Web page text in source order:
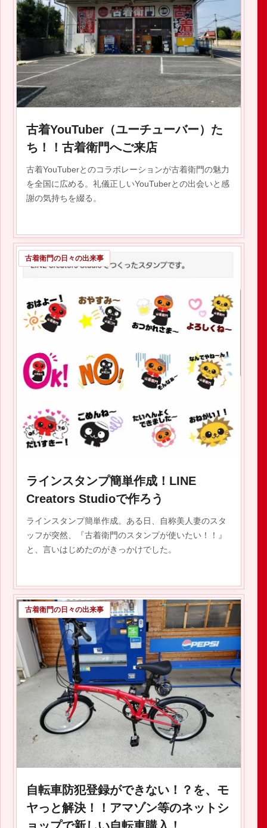
2023.03.13
古着YouTuber（ユーチューバー）た
ち！！古着衛門へご来店
古着YouTuberとのコラボレーションが古着衛門の魅力
を全国に広める。礼儀正しいYouTuberとの出会いと感
謝の気持ちを綴る。
古着衛門の日々の出来事
ラインスタンプ簡単作成！LINE
Creators Studioで作ろう
ラインスタンプ簡単作成。ある日、自称美人妻のスタ
ッフが突然、『古着衛門のスタンプが使いたい！！』
と、言いはじめたのがきっかけでした。
2021.03.20
古着衛門の日々の出来事
自転車防犯登録ができない！？を、モ
ヤっと解決！！アマゾン等のネットシ